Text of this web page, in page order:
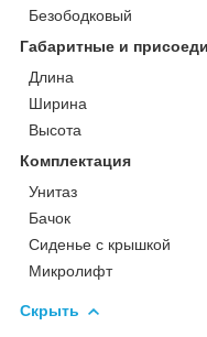
Безободковый
Габаритные и
Длина
Ширина
Высота
Комплектация
Унитаз
Бачок
Сиденье с крышкой
Микролифт
Скрыть